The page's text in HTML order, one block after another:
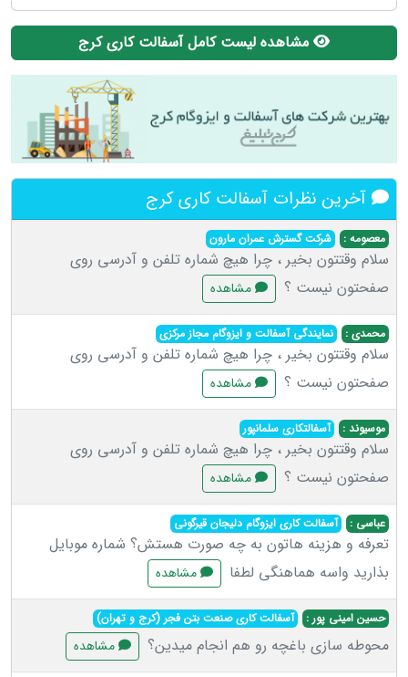
مشاهده لیست کامل آسفالت کاری کرج
آخرین نظرات آسفالت کاری کرج
معصومه : شرکت گسترش عمران مارون
سلام وقتتون بخیر ، چرا هیچ شماره تلفن و آدرسی روی
صفحتون نیست ؟
مشاهده
محمدی : نمایندگی آسفالت و ایزوگام مجاز مرکزی
سلام وقتتون بخیر ، چرا هیچ شماره تلفن و آدرسی روی
صفحتون نیست ؟
مشاهده
موسیوند : آسفالتکاری سلمانپور
سلام وقتتون بخیر ، چرا هیچ شماره تلفن و آدرسی روی
صفحتون نیست ؟
مشاهده
عباسی : آسفالت کاری ایزوگام دلیجان قیرگونی
تعرفه و هزینه هاتون به چه صورت هستش؟ شماره موبایل
بذارید واسه هماهنگی لطفا
مشاهده
حسین امینی پور : آسفالت کاری صنعت بتن فجر (کرج و تهران)
محوطه سازی باغچه رو هم انجام میدین؟ مشاهده